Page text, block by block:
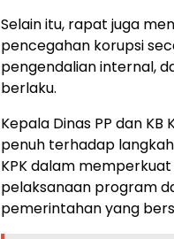
Selain itu, rapat juga
pencegahan korupsi
pengendalian internal,
berlaku.
Kepala Dinas PP dan
penuh terhadap
KPK dalam
pelaksanaan program
pemerintahan yang